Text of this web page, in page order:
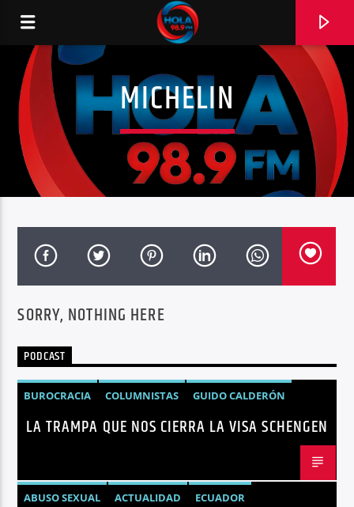
RADIO HOLA
Radio hola
MICHELIN
SORRY, NOTHING HERE
PODCAST
BUROCRACIA COLUMNISTAS
GUIDO CALDERÓN
LIBRE COMERCIO
NOTICIAS
NOTICIAS ECUADOR
LA TRAMPA QUE NOS CIERRA LA VISA SCHENGEN
ABUSO SEXUAL ACTUALIDAD
ECUADOR